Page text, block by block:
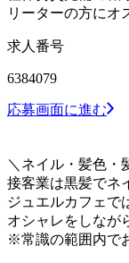
リーターの方に
求人番号
6384079
応募画面に進む
＼ネイル・髪色・
接客業は黒髪でネ
ジュエルカフェ
オシャレをしなが
※常識の範囲内で